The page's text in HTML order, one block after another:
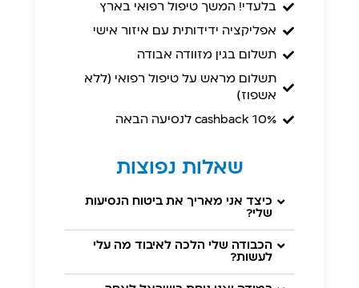
בלעדי! המשך טיפול רפואי בארץ
אפליקציה ידידותית עם איזור אישי
תשלום בגין מזוודה אבודה
תשלום מראש על טיפול רפואי (ללא
אשפוז)
10% cashback לנסיעה הבאה
שאלות נפוצות
כיצד אני מאריך את ביטוח הנסיעות
שלי?
הכבודה שלי הלכה לאיבוד מה עלי
לעשות?